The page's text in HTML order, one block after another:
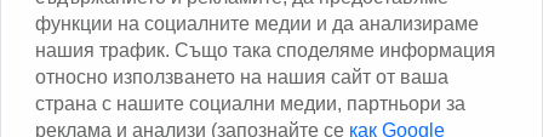
Изчисли доставката със Спиди
функции на социалните медии и да анализираме
нашия трафик. Също така споделяме информация
относно използването на нашия сайт от ваша
страна с нашите социални медии, партньори за
реклама и анализи (запознайте се как Google